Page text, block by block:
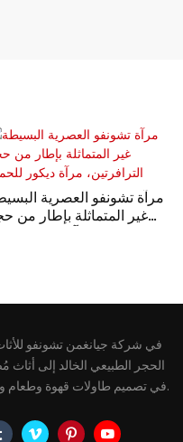
مرآة تشونفو العصرية
غير المتماثلة بإطار من
الحجر الطبيعي الخالد إلى
في تصميم طاولات قهوة وطعام وكونسول فريدة تجمع بين العملية والجمال.